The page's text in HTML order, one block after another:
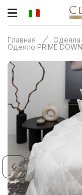
Главная Одеяла
Одеяло PRIME